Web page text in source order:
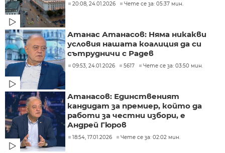
20:08, 24.01.2026 Чете се за: 05:37 мин.
Атанас Атанасов: Няма никакви
условия нашата коалиция да си
сътрудничи с Радев
09:53, 24.01.2026 5617 Чете се за: 03:50 мин.
Атанасов: Единственият
кандидат за премиер, който да
работи за честни избори, е
Андрей Гюров
18:54, 17.01.2026 Чете се за: 02:02 мин.